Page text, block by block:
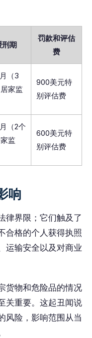
刑期
罚款和评估
费
（3
家监
900美元特
别评估费
（2个
监
600美元特
别评估费
响
律界限；它们触及了
合格的个人获得执照
运输安全以及对商业
货物和危险品的情况
关重要。这起丑闻说
风险，影响范围从当